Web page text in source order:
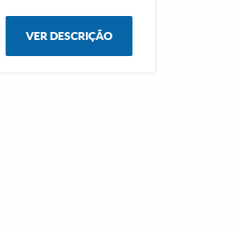
VER DESCRIÇÃO